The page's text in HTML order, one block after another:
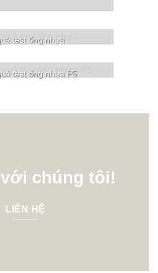
test ống nhựa
test ống nhựa P5
chúng tôi!
LIÊN HỆ